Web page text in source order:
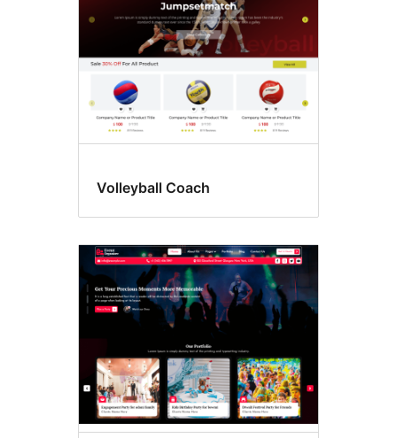
Volleyball Coach